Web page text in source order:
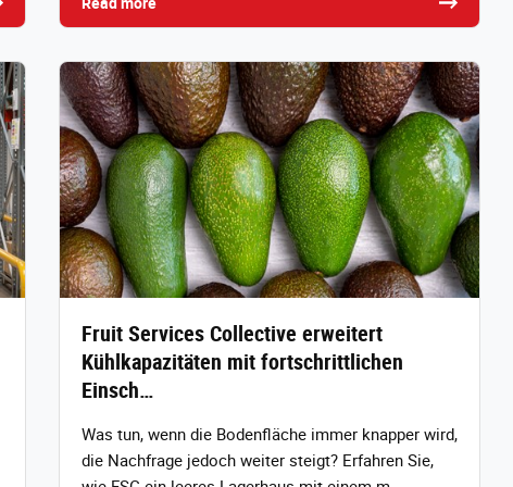
Fruit Services Collective erweitert
Kühlkapazitäten mit fortschrittlichen
Einsch…
Was tun, wenn die Bodenfläche immer knapper wird,
die Nachfrage jedoch weiter steigt? Erfahren Sie,